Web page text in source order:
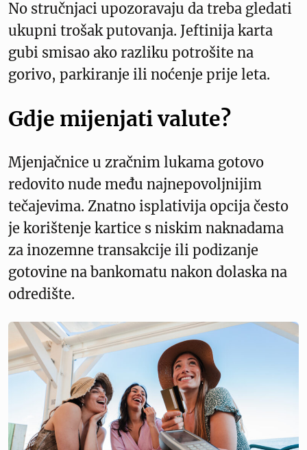
No stručnjaci upozoravaju da treba gledati
ukupni trošak putovanja. Jeftinija karta
gubi smisao ako razliku potrošite na
gorivo, parkiranje ili noćenje prije leta.
Gdje mijenjati valute?
Mjenjačnice u zračnim lukama gotovo
redovito nude među najnepovoljnijim
tečajevima. Znatno isplativija opcija često
je korištenje kartice s niskim naknadama
za inozemne transakcije ili podizanje
gotovine na bankomatu nakon dolaska na
odredište.